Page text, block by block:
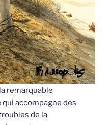
remarquable
accompagne des
de la